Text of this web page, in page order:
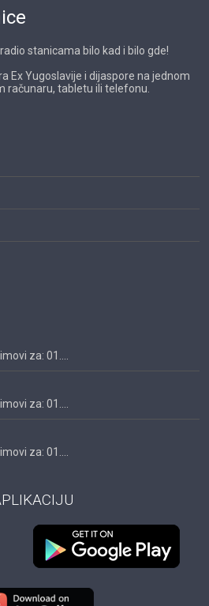
stanicama bilo kad i bilo gde!
Ex Yugoslavije i dijaspore na jednom
računaru, tabletu ili telefonu.
za: 01....
za: 01....
za: 01....